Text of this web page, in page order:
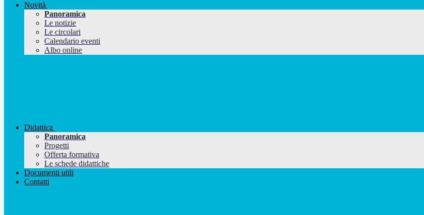
Novità
Panoramica
Le notizie
Le circolari
Calendario eventi
Albo online
Didattica
Panoramica
Progetti
Offerta formativa
Le schede didattiche
Documenti utili
Contatti